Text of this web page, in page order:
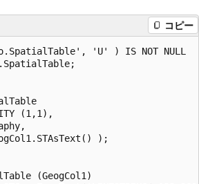
コピー
'U' ) IS NOT
(1,1),
);
(GeogCol1)